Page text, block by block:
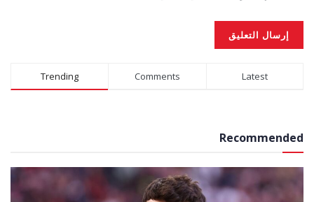
Alternative:
Trending Comments Latest
Recommended